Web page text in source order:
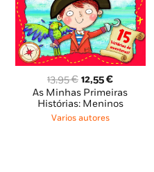
13,95€ O
preço
original
era:
12,55€O
preço
atual
As Minhas Primeiras
Histórias: Meninos
Varios autores